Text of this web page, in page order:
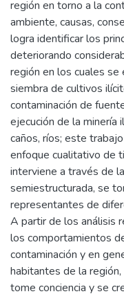
región en torno a la
ambiente, causas,
logra identificar los
deteriorando
región en los cuales se
siembra de cultivos
contaminación de
ejecución de la minería
caños, ríos; este
enfoque cualitativo de
interviene a través de
semiestructurada, se
representantes de
A partir de los análisis
los comportamientos
contaminación y en
habitantes de la
tome conciencia y se